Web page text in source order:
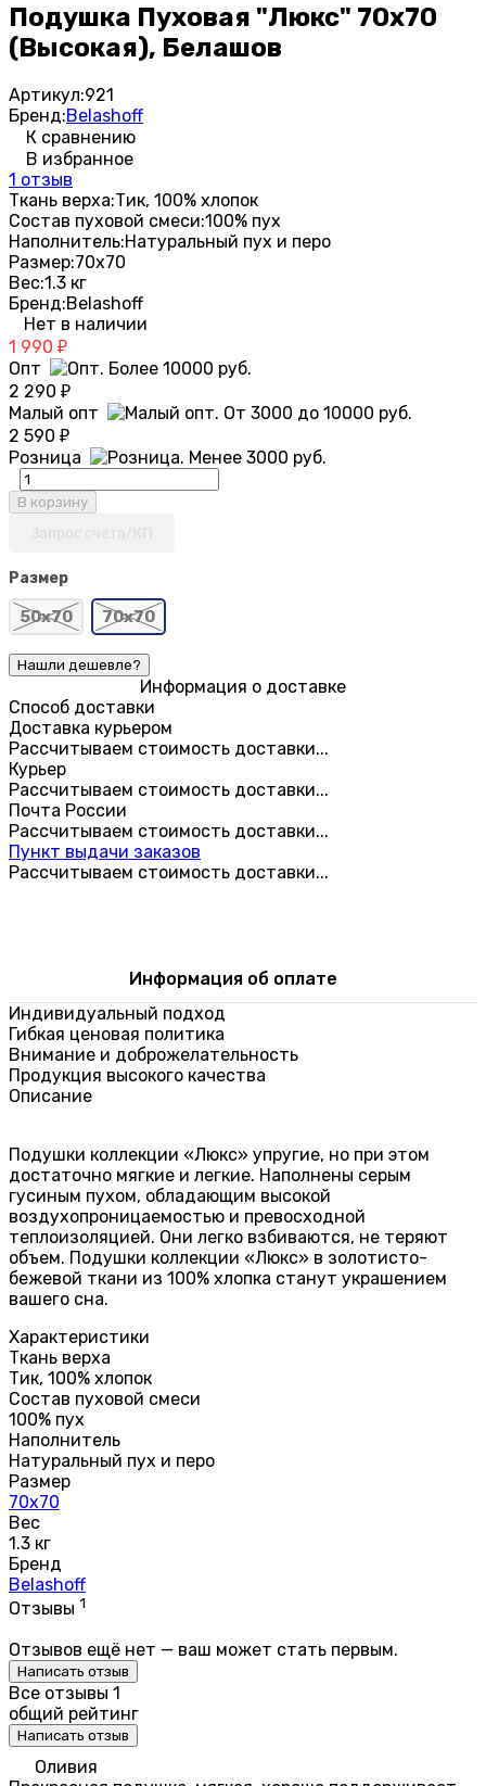
Подушка Пуховая "Люкс" 70х70
(Высокая), Белашов
Артикул:921
Бренд:Belashoff
К сравнению
В избранное
1 отзыв
Ткань верха:Тик, 100% хлопок
Состав пуховой смеси:100% пух
Наполнитель:Натуральный пух и перо
Размер:70х70
Вес:1.3 кг
Бренд:Belashoff
Нет в наличии
1 990 ₽
Опт
2 290 ₽
Малый опт
2 590 ₽
Розница
В корзину
Размер
50х70 70х70
Информация о доставке
Способ доставки
Доставка курьером
Рассчитываем стоимость доставки...
Курьер
Рассчитываем стоимость доставки...
Почта России
Рассчитываем стоимость доставки...
Пункт выдачи заказов
Рассчитываем стоимость доставки...
Информация об оплате
Индивидуальный подход
Гибкая ценовая политика
Внимание и доброжелательность
Продукция высокого качества
Описание
Подушки коллекции «Люкс» упругие, но при этом
достаточно мягкие и легкие. Наполнены серым
гусиным пухом, обладающим высокой
воздухопроницаемостью и превосходной
теплоизоляцией. Они легко взбиваются, не теряют
объем. Подушки коллекции «Люкс» в золотисто-
бежевой ткани из 100% хлопка станут украшением
вашего сна.
Характеристики
Ткань верха
Тик, 100% хлопок
Состав пуховой смеси
100% пух
Наполнитель
Натуральный пух и перо
Размер
70х70
Вес
1.3 кг
Бренд
Belashoff
Отзывы 1
Отзывов ещё нет — ваш может стать первым.
Написать отзыв
Все отзывы 1
общий рейтинг
Написать отзыв
Оливия